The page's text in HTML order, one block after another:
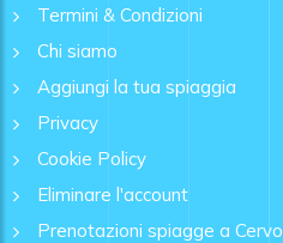
Termini & Condizioni
Chi siamo
Aggiungi la tua spiaggia
Privacy
Cookie Policy
Eliminare l'account
Prenotazioni spiagge a Cervo